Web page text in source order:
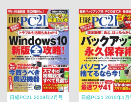
日経PC21 2019年2月号 日経PC21 2019年1月